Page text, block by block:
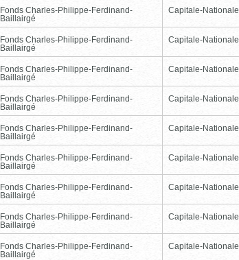
Fonds Charles-Philippe-Ferdinand-
Baillairgé
Capitale-Nationale
Fonds Charles-Philippe-Ferdinand-
Baillairgé
Capitale-Nationale
Fonds Charles-Philippe-Ferdinand-
Baillairgé
Capitale-Nationale
Fonds Charles-Philippe-Ferdinand-
Baillairgé
Capitale-Nationale
Fonds Charles-Philippe-Ferdinand-
Baillairgé
Capitale-Nationale
Fonds Charles-Philippe-Ferdinand-
Baillairgé
Capitale-Nationale
Fonds Charles-Philippe-Ferdinand-
Baillairgé
Capitale-Nationale
Fonds Charles-Philippe-Ferdinand-
Baillairgé
Capitale-Nationale
Fonds Charles-Philippe-Ferdinand-
Baillairgé
Capitale-Nationale